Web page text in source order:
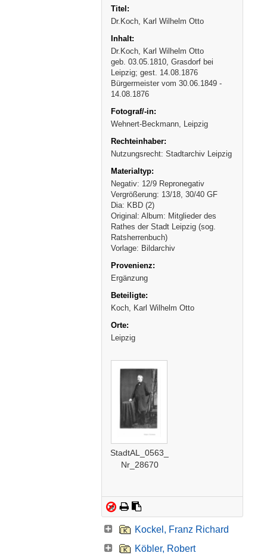
Dr.Koch, Karl Wilhelm Otto
Dr.Koch, Karl Wilhelm Otto
geb. 03.05.1810, Grasdorf bei
Leipzig; gest. 14.08.1876
Bürgermeister vom 30.06.1849 -
14.08.1876
Wehnert-Beckmann, Leipzig
Nutzungsrecht: Stadtarchiv Leipzig
Negativ: 12/9 Repronegativ
Vergrößerung: 13/18, 30/40 GF
Dia: KBD (2)
Original: Album: Mitglieder des
Rathes der Stadt Leipzig (sog.
Ratsherrenbuch)
Vorlage: Bildarchiv
Ergänzung
Koch, Karl Wilhelm Otto
Leipzig
StadtAL_0563_
Nr_28670
Kockel, Franz Richard
Köbler, Robert